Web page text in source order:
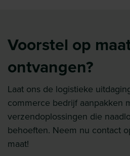
Voorstel op
ontvangen?
Laat ons de logistieke
commerce bedrijf aanpakken
verzendoplossingen die
behoeften. Neem nu contact
maat!